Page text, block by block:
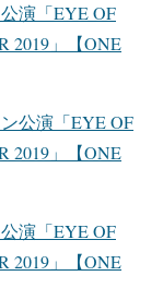
演「EYE OF
2019」【ONE
公演「EYE OF
2019」【ONE
演「EYE OF
2019」【ONE